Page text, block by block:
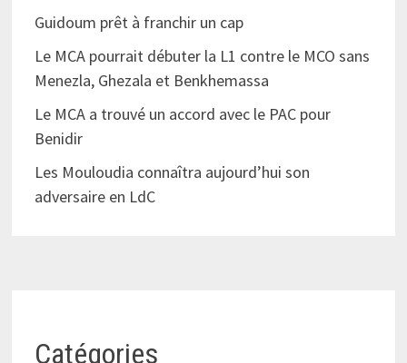
Guidoum prêt à franchir un cap
Le MCA pourrait débuter la L1 contre le MCO sans
Menezla, Ghezala et Benkhemassa
Le MCA a trouvé un accord avec le PAC pour
Benidir
Les Mouloudia connaîtra aujourd’hui son
adversaire en LdC
Catégories